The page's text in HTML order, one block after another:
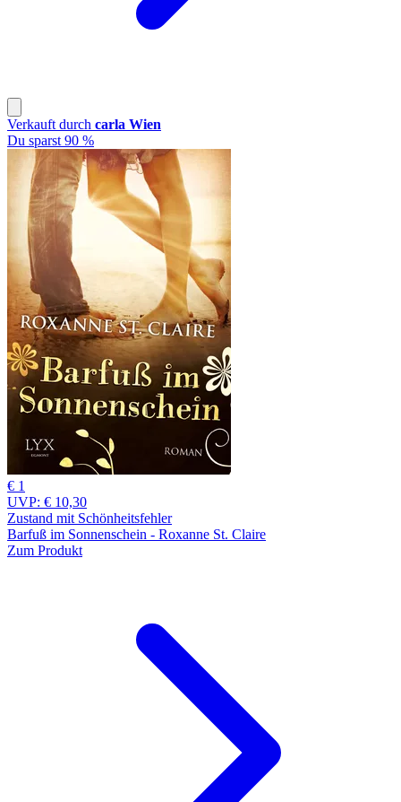
Verkauft durch carla Wien
Du sparst 90 %
€ 1
UVP: € 10,30
Zustand mit Schönheitsfehler
Barfuß im Sonnenschein - Roxanne St. Claire
Zum Produkt